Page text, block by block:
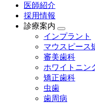
医師紹介
採用情報
診療案内
インプラント
マウスピース
審美歯科
ホワイトニン
矯正歯科
虫歯
歯周病